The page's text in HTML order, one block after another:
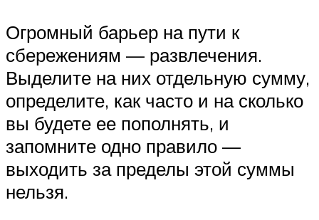
Огромный барьер на пути к
сбережениям — развлечения.
Выделите на них отдельную сумму,
определите, как часто и на сколько
вы будете ее пополнять, и
запомните одно правило —
выходить за пределы этой суммы
нельзя.